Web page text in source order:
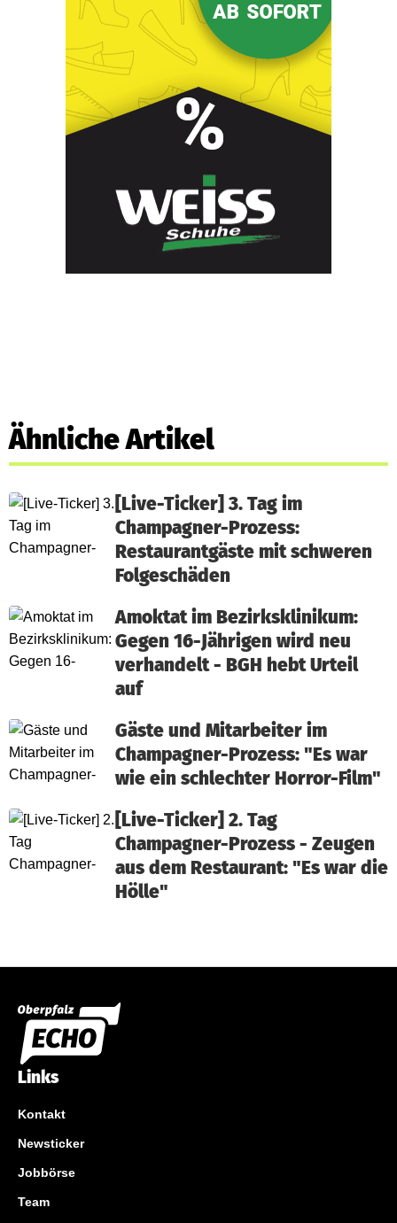
Ähnliche Artikel
[Live-Ticker] 3. Tag im
Champagner-Prozess:
Restaurantgäste mit schweren
Folgeschäden
Amoktat im Bezirksklinikum:
Gegen 16-Jährigen wird neu
verhandelt - BGH hebt Urteil
auf
Gäste und Mitarbeiter im
Champagner-Prozess: "Es war
wie ein schlechter Horror-Film"
[Live-Ticker] 2. Tag
Champagner-Prozess - Zeugen
aus dem Restaurant: "Es war die
Hölle"
Links
Kontakt
Newsticker
Jobbörse
Team